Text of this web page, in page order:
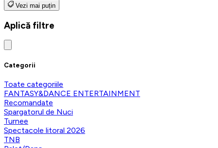
Vezi mai puțin
Aplică filtre
Categorii
Toate categoriile
FANTASY&DANCE ENTERTAINMENT
Recomandate
Spargatorul de Nuci
Turnee
Spectacole litoral 2026
TNB